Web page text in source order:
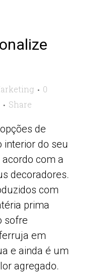
0
Share
de
interior do seu
com a
decoradores.
com
prima
sofre
em
e ainda é um
agregado.